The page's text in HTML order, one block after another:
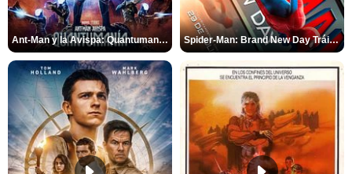
Ant-Man y la Avispa: Quantumanía Tráiler (2) Spider-Man: Brand New Day Tráiler (3)